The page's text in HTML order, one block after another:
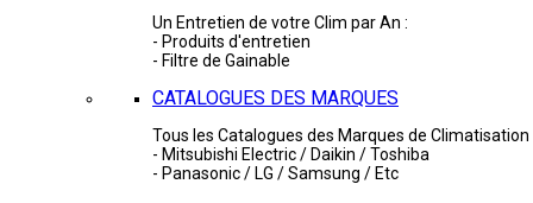
Un Entretien de votre Clim par An :
- Produits d'entretien
- Filtre de Gainable
CATALOGUES DES MARQUES
Tous les Catalogues des Marques de Climatisation
- Mitsubishi Electric / Daikin / Toshiba
- Panasonic / LG / Samsung / Etc